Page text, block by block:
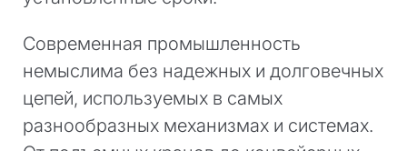
Современная промышленность
немыслима без надежных и долговечных
цепей, используемых в самых
разнообразных механизмах и системах.